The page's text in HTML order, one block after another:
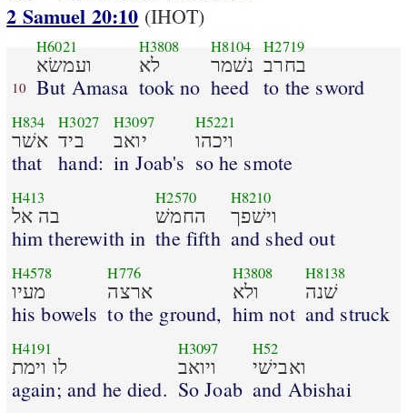
2 Samuel 20:10 (IHOT)
10
H6021
ועמשׂא
But Amasa
H3808
לא
took no
H8104
נשׁמר
heed
H2719
בחרב
to the sword
H834
אשׁר
that
H3027
ביד
hand:
H3097
יואב
in Joab's
H5221
ויכהו
so he smote
H413
בה אל
him therewith in
H2570
החמשׁ
the fifth
H8210
וישׁפך
and shed out
H4578
מעיו
his bowels
H776
ארצה
to the ground,
H3808
ולא
him not
H8138
שׁנה
and struck
H4191
לו וימת
again; and he died.
H3097
ויואב
So Joab
H52
ואבישׁי
and Abishai